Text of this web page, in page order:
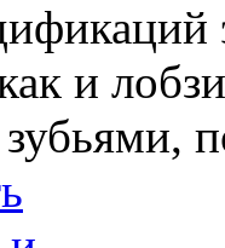
и